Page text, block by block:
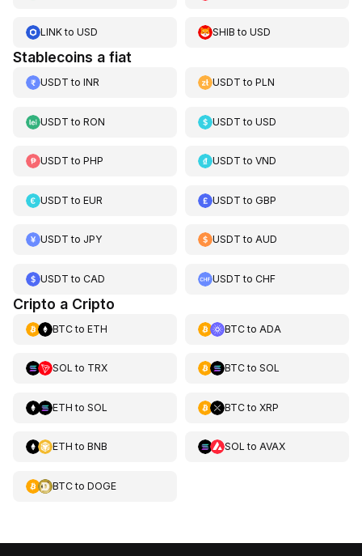
LINKto USD SHIB toUSD
Stablecoins a fiat
USDT to INR USDT toPLN
USDT to RON USDT toUSD
USDT to PHP USDT toVND
USDT to EUR USDT toGBP
USDT to JPY USDT toAUD
USDT to CAD USDT toCHF
Cripto a Cripto
BTCto ETH BTCto ADA
SOL to TRX BTCto SOL
ETH to SOL BTCto XRP
ETH to BNB SOL to AVAX
BTCto DOGE